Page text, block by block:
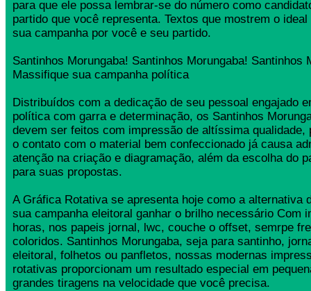
para que ele possa lembrar-se do número como
partido que você representa. Textos que mostrem o ideal
sua campanha por você e seu partido.
Santinhos Morungaba! Santinhos Morungaba! Santinhos
Massifique sua campanha política
Distribuídos com a dedicação de seu pessoal engajado
política com garra e determinação, os Santinhos
devem ser feitos com impressão de altíssima qualidade,
o contato com o material bem confeccionado já causa
atenção na criação e diagramação, além da escolha do
para suas propostas.
A Gráfica Rotativa se apresenta hoje como a alternativa
sua campanha eleitoral ganhar o brilho necessário Com
horas, nos papeis jornal, lwc, couche o offset, semrpe
coloridos. Santinhos Morungaba, seja para santinho,
eleitoral, folhetos ou panfletos, nossas modernas
rotativas proporcionam um resultado especial em
grandes tiragens na velocidade que você precisa.